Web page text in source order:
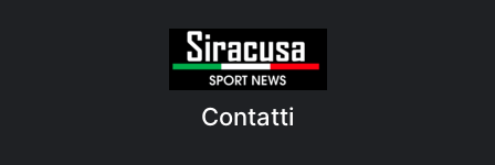
Contatti